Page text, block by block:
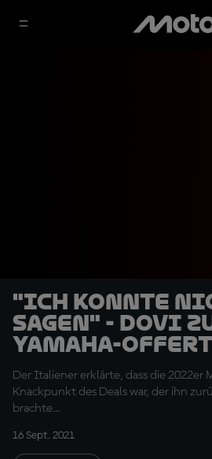
"Ich konnte
sagen" - Dovi
Yamaha-
Der Italiener erklärte, dass die 2022er
Knackpunkt des Deals war, der ihn
brachte...
16 Sept. 2021